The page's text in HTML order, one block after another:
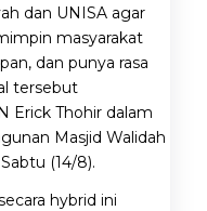
dan UNISA agar
masyarakat
dan punya rasa
tersebut
Erick Thohir dalam
Masjid Walidah
(14/8).
hybrid ini